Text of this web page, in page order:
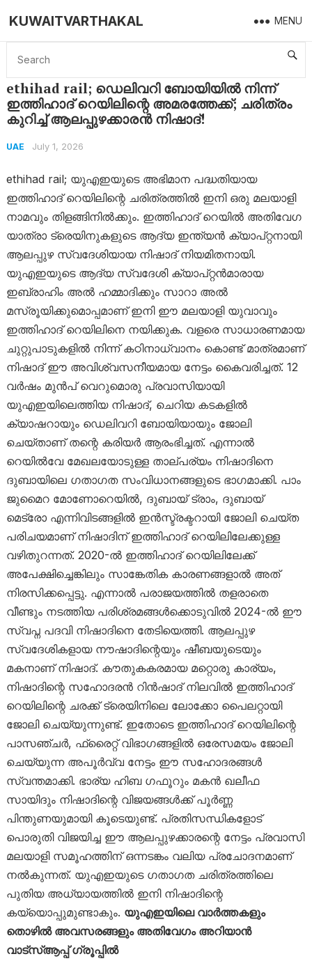
KUWAITVARTHAKAL MENU
Home UAE ethihad rail; ഡെലിവറി ബോയിയിൽ നിന്ന് ഇത്തിഹാദ് റെയിലിന്റെ അമരത്തേക്ക്; ചരിത്രം കുറിച്ച് ആലപ്പുഴക്കാരൻ നിഷാദ്!
ethihad rail; ഡെലിവറി ബോയിയിൽ നിന്ന്
ഇത്തിഹാദ് റെയിലിന്റെ അമരത്തേക്ക്; ചരിത്രം
കുറിച്ച് ആലപ്പുഴക്കാരൻ നിഷാദ്!
UAE July 1, 2026
ethihad rail; യുഎഇയുടെ അഭിമാന പദ്ധതിയായ
ഇത്തിഹാദ് റെയിലിന്റെ ചരിത്രത്തിൽ ഇനി ഒരു മലയാളി
നാമവും തിളങ്ങിനിൽക്കും. ഇത്തിഹാദ് റെയിൽ അതിവേഗ
യാത്രാ ട്രെയിനുകളുടെ ആദ്യ ഇന്ത്യൻ ക്യാപ്റ്റനായി
ആലപ്പുഴ സ്വദേശിയായ നിഷാദ് നിയമിതനായി.
യുഎഇയുടെ ആദ്യ സ്വദേശി ക്യാപ്റ്റൻമാരായ
ഇബ്രാഹിം അൽ ഹമ്മാദിക്കും സാറാ അൽ
മസ്രൂയിക്കുമൊപ്പമാണ് ഇനി ഈ മലയാളി യുവാവും
ഇത്തിഹാദ് റെയിലിനെ നയിക്കുക. വളരെ സാധാരണമായ
ചുറ്റുപാടുകളിൽ നിന്ന് കഠിനാധ്വാനം കൊണ്ട് മാത്രമാണ്
നിഷാദ് ഈ അവിശ്വസനീയമായ നേട്ടം കൈവരിച്ചത്. 12
വർഷം മുൻപ് വെറുമൊരു പ്രവാസിയായി
യുഎഇയിലെത്തിയ നിഷാദ്, ചെറിയ കടകളിൽ
ക്യാഷറായും ഡെലിവറി ബോയിയായും ജോലി
ചെയ്താണ് തന്റെ കരിയർ ആരംഭിച്ചത്. എന്നാൽ
റെയിൽവേ മേഖലയോടുള്ള താല്പര്യം നിഷാദിനെ
ദുബായിലെ ഗതാഗത സംവിധാനങ്ങളുടെ ഭാഗമാക്കി. പാം
ജുമൈറ മോണോറെയിൽ, ദുബായ് ട്രാം, ദുബായ്
മെട്രോ എന്നിവിടങ്ങളിൽ ഇൻസ്ട്രക്ടറായി ജോലി ചെയ്ത
പരിചയമാണ് നിഷാദിന് ഇത്തിഹാദ് റെയിലിലേക്കുള്ള
വഴിതുറന്നത്. 2020-ൽ ഇത്തിഹാദ് റെയിലിലേക്ക്
അപേക്ഷിച്ചെങ്കിലും സാങ്കേതിക കാരണങ്ങളാൽ അത്
നിരസിക്കപ്പെട്ടു. എന്നാൽ പരാജയത്തിൽ തളരാതെ
വീണ്ടും നടത്തിയ പരിശ്രമങ്ങൾക്കൊടുവിൽ 2024-ൽ ഈ
സ്വപ്ന പദവി നിഷാദിനെ തേടിയെത്തി. ആലപ്പുഴ
സ്വദേശികളായ നൗഷാദിന്റെയും ഷീബയുടെയും
മകനാണ് നിഷാദ്. കൗതുകകരമായ മറ്റൊരു കാര്യം,
നിഷാദിന്റെ സഹോദരൻ റിൻഷാദ് നിലവിൽ ഇത്തിഹാദ്
റെയിലിന്റെ ചരക്ക് ട്രെയിനിലെ ലോക്കോ പൈലറ്റായി
ജോലി ചെയ്യുന്നുണ്ട്. ഇതോടെ ഇത്തിഹാദ് റെയിലിന്റെ
പാസഞ്ചർ, ഫ്രൈറ്റ് വിഭാഗങ്ങളിൽ ഒരേസമയം ജോലി
ചെയ്യുന്ന അപൂർവ്വ നേട്ടം ഈ സഹോദരങ്ങൾ
സ്വന്തമാക്കി. ഭാര്യ ഹിബ ഗഫൂറും മകൻ ഖലീഫ
സായിദും നിഷാദിന്റെ വിജയങ്ങൾക്ക് പൂർണ്ണ
പിന്തുണയുമായി കൂടെയുണ്ട്. പ്രതിസന്ധികളോട്
പൊരുതി വിജയിച്ച ഈ ആലപ്പുഴക്കാരന്റെ നേട്ടം പ്രവാസി
മലയാളി സമൂഹത്തിന് ഒന്നടങ്കം വലിയ പ്രചോദനമാണ്
നൽകുന്നത്. യുഎഇയുടെ ഗതാഗത ചരിത്രത്തിലെ
പുതിയ അധ്യായത്തിൽ ഇനി നിഷാദിന്റെ
കയ്യൊപ്പുമുണ്ടാകും. യുഎഇയിലെ വാർത്തകളും
തൊഴിൽ അവസരങ്ങളും അതിവേഗം അറിയാൻ
വാട്സ്ആപ്പ് ഗ്രൂപ്പിൽ